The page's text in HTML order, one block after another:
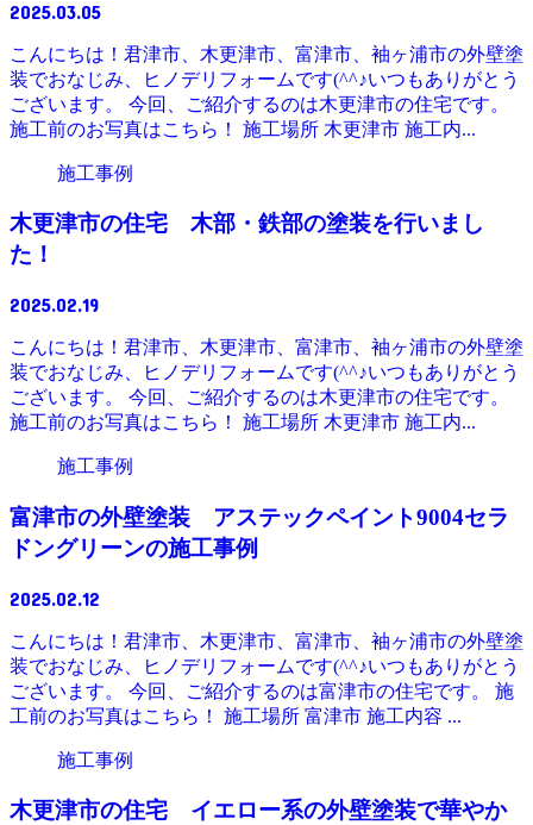
2025.03.05
こんにちは！君津市、木更津市、富津市、袖ヶ浦市の外壁塗
装でおなじみ、ヒノデリフォームです(^^♪いつもありがとう
ございます。 今回、ご紹介するのは木更津市の住宅です。
施工前のお写真はこちら！ 施工場所 木更津市 施工内...
施工事例
木更津市の住宅 木部・鉄部の塗装を行いまし
た！
2025.02.19
こんにちは！君津市、木更津市、富津市、袖ヶ浦市の外壁塗
装でおなじみ、ヒノデリフォームです(^^♪いつもありがとう
ございます。 今回、ご紹介するのは木更津市の住宅です。
施工前のお写真はこちら！ 施工場所 木更津市 施工内...
施工事例
富津市の外壁塗装 アステックペイント9004セラ
ドングリーンの施工事例
2025.02.12
こんにちは！君津市、木更津市、富津市、袖ヶ浦市の外壁塗
装でおなじみ、ヒノデリフォームです(^^♪いつもありがとう
ございます。 今回、ご紹介するのは富津市の住宅です。 施
工前のお写真はこちら！ 施工場所 富津市 施工内容 ...
施工事例
木更津市の住宅 イエロー系の外壁塗装で華やか